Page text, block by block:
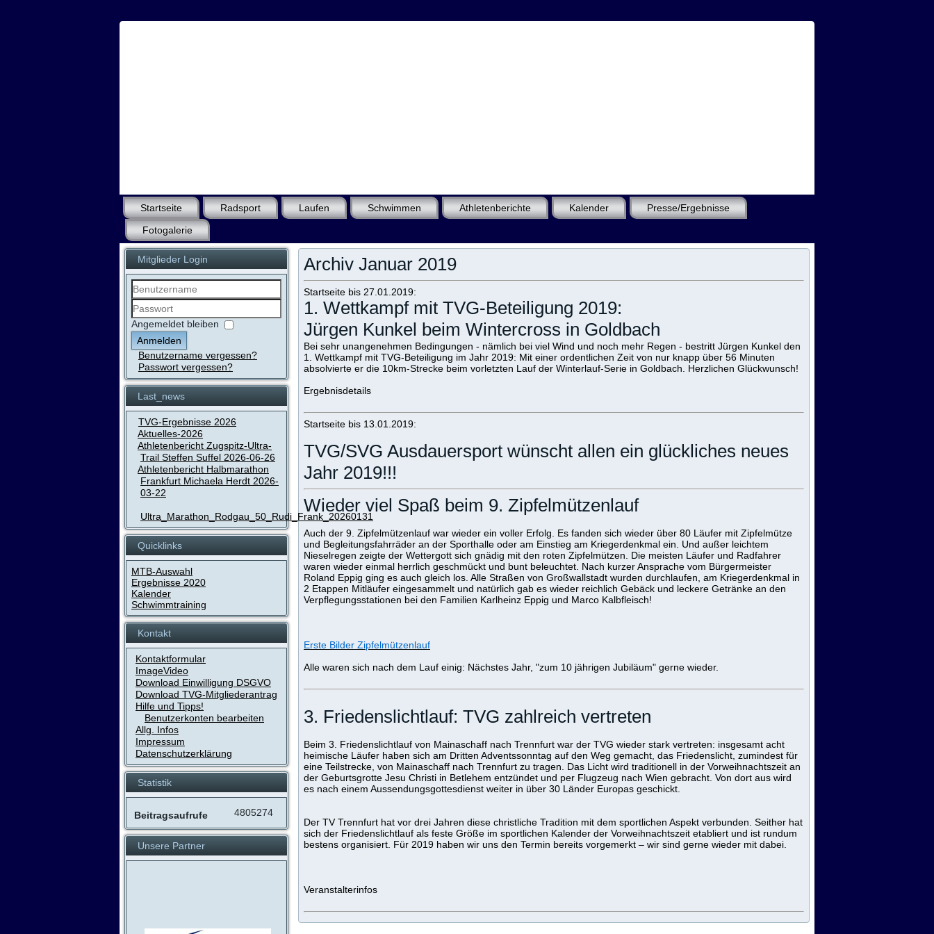
Startseite Radsport Laufen Schwimmen Athletenberichte Kalender
Presse/Ergebnisse
Fotogalerie
Mitglieder Login
Benutzername
Passwort
Angemeldet bleiben
Anmelden
Benutzername vergessen?
Passwort vergessen?
Last_news
TVG-Ergebnisse 2026
Aktuelles-2026
Athletenbericht Zugspitz-Ultra-
Trail Steffen Suffel 2026-06-26
Athletenbericht Halbmarathon
Frankfurt Michaela Herdt 2026-
03-22
Ultra_Marathon_Rodgau_50_Rudi_Frank_20260131
Quicklinks
MTB-Auswahl
Ergebnisse 2020
Kalender
Schwimmtraining
Kontakt
Kontaktformular
ImageVideo
Download Einwilligung DSGVO
Download TVG-Mitgliederantrag
Hilfe und Tipps!
Benutzerkonten bearbeiten
Allg. Infos
Impressum
Datenschutzerklärung
Statistik
Beitragsaufrufe 4805274
Unsere Partner
Archiv Januar 2019
Startseite bis 27.01.2019:
1. Wettkampf mit TVG-Beteiligung 2019:
Jürgen Kunkel beim Wintercross in Goldbach
Bei sehr unangenehmen Bedingungen - nämlich bei viel Wind und noch mehr Regen - bestritt Jürgen Kunkel den
1. Wettkampf mit TVG-Beteiligung im Jahr 2019: Mit einer ordentlichen Zeit von nur knapp über 56 Minuten
absolvierte er die 10km-Strecke beim vorletzten Lauf der Winterlauf-Serie in Goldbach. Herzlichen Glückwunsch!
Ergebnisdetails
Startseite bis 13.01.2019:
TVG/SVG Ausdauersport wünscht allen ein glückliches neues
Jahr 2019!!!
Wieder viel Spaß beim 9. Zipfelmützenlauf
Auch der 9. Zipfelmützenlauf war wieder ein voller Erfolg. Es fanden sich wieder über 80 Läufer mit Zipfelmütze
und Begleitungsfahrräder an der Sporthalle oder am Einstieg am Kriegerdenkmal ein. Und außer leichtem
Nieselregen zeigte der Wettergott sich gnädig mit den roten Zipfelmützen. Die meisten Läufer und Radfahrer
waren wieder einmal herrlich geschmückt und bunt beleuchtet. Nach kurzer Ansprache vom Bürgermeister
Roland Eppig ging es auch gleich los. Alle Straßen von Großwallstadt wurden durchlaufen, am Kriegerdenkmal in
2 Etappen Mitläufer eingesammelt und natürlich gab es wieder reichlich Gebäck und leckere Getränke an den
Verpflegungsstationen bei den Familien Karlheinz Eppig und Marco Kalbfleisch!
Erste Bilder Zipfelmützenlauf
Alle waren sich nach dem Lauf einig: Nächstes Jahr, "zum 10 jährigen Jubiläum" gerne wieder.
3. Friedenslichtlauf: TVG zahlreich vertreten
Beim 3. Friedenslichtlauf von Mainaschaff nach Trennfurt war der TVG wieder stark vertreten: insgesamt acht
heimische Läufer haben sich am Dritten Adventssonntag auf den Weg gemacht, das Friedenslicht, zumindest für
eine Teilstrecke, von Mainaschaff nach Trennfurt zu tragen. Das Licht wird traditionell in der Vorweihnachtszeit an
der Geburtsgrotte Jesu Christi in Betlehem entzündet und per Flugzeug nach Wien gebracht. Von dort aus wird
es nach einem Aussendungsgottesdienst weiter in über 30 Länder Europas geschickt.
Der TV Trennfurt hat vor drei Jahren diese christliche Tradition mit dem sportlichen Aspekt verbunden. Seither hat
sich der Friedenslichtlauf als feste Größe im sportlichen Kalender der Vorweihnachtszeit etabliert und ist rundum
bestens organisiert. Für 2019 haben wir uns den Termin bereits vorgemerkt – wir sind gerne wieder mit dabei.
Veranstalterinfos